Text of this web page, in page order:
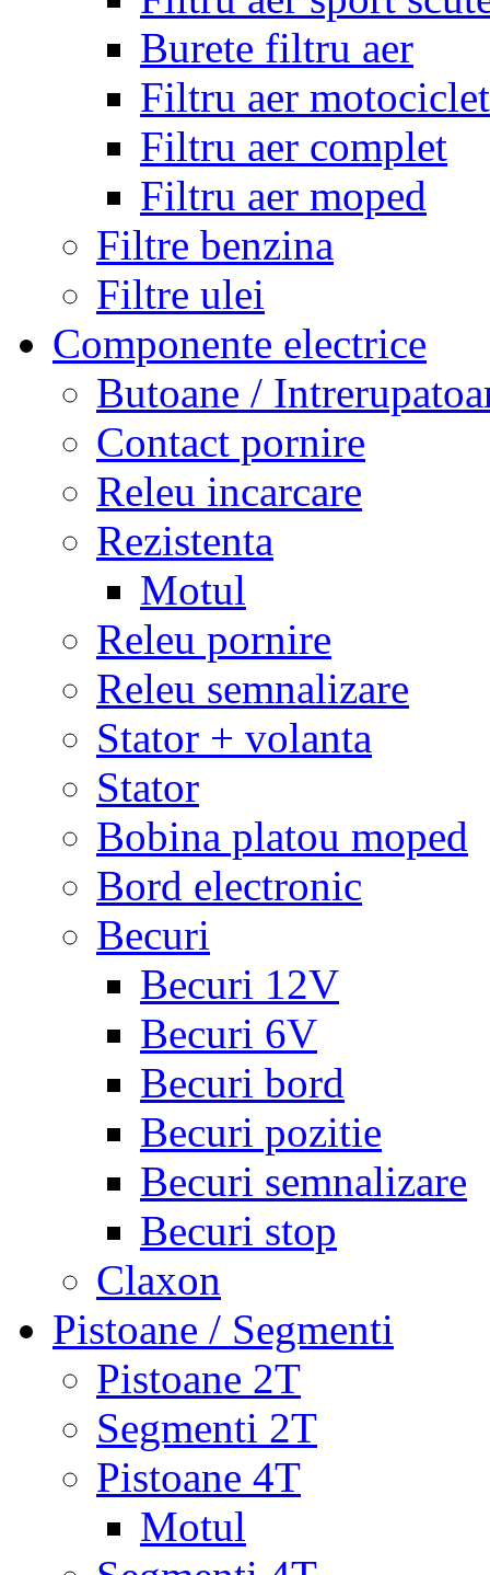
Burete filtru aer
Filtru aer
Filtru aer complet
Filtru aer moped
Filtre benzina
Filtre ulei
Componente electrice
Butoane /
Contact pornire
Releu incarcare
Rezistenta
Motul
Releu pornire
Releu semnalizare
Stator + volanta
Stator
Bobina platou moped
Bord electronic
Becuri
Becuri 12V
Becuri 6V
Becuri bord
Becuri pozitie
Becuri semnalizare
Becuri stop
Claxon
Pistoane / Segmenti
Pistoane 2T
Segmenti 2T
Pistoane 4T
Motul